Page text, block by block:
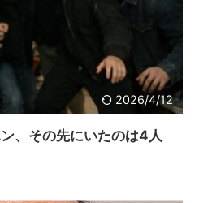
2026/4/12
、その先にいたのは4人